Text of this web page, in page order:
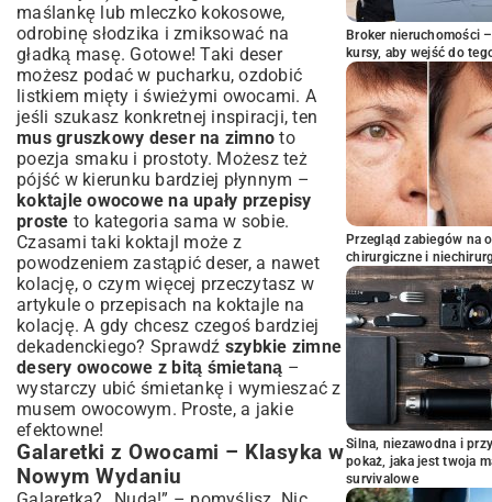
maślankę lub mleczko kokosowe,
odrobinę słodzika i zmiksować na
gładką masę. Gotowe! Taki deser
możesz podać w pucharku, ozdobić
listkiem mięty i świeżymi owocami. A
jeśli szukasz konkretnej inspiracji, ten
mus gruszkowy deser na zimno to
poezja smaku i prostoty. Możesz też
pójść w kierunku bardziej płynnym –
koktajle owocowe na upały przepisy
proste to kategoria sama w sobie.
Czasami taki koktajl może z
powodzeniem zastąpić deser, a nawet
kolację, o czym więcej przeczytasz w
artykule o przepisach na koktajle na
kolację. A gdy chcesz czegoś bardziej
dekadenckiego? Sprawdź szybkie zimne
desery owocowe z bitą śmietaną –
wystarczy ubić śmietankę i wymieszać z
musem owocowym. Proste, a jakie
efektowne!
Galaretki z Owocami – Klasyka w
Nowym Wydaniu
Broker nieruchomości
kursy, aby wejść do
Przegląd zabiegów na
chirurgiczne i
Silna, niezawodna i
pokaż, jaka jest twoja
survivalowe